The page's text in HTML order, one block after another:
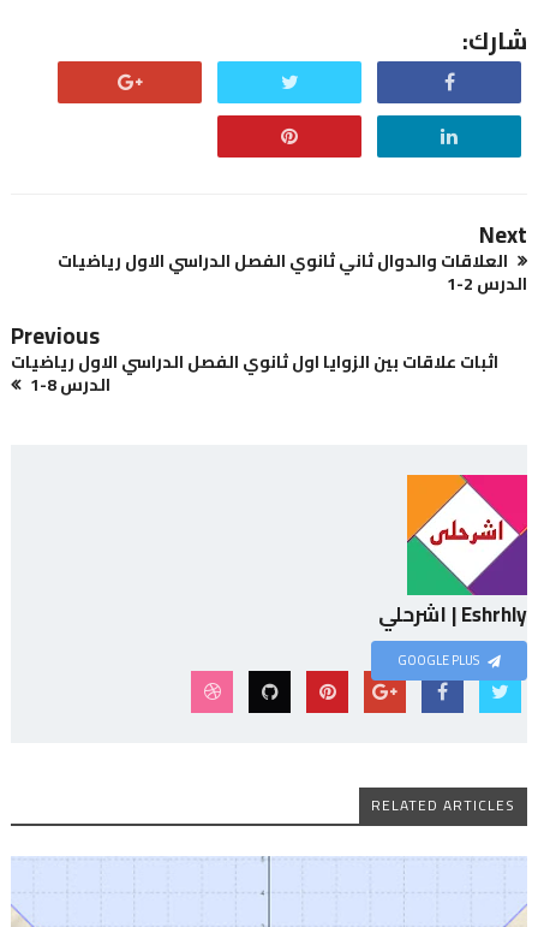
شارك:
Next
العلاقات والدوال ثاني ثانوي الفصل الدراسي الاول رياضيات
الدرس 2-1
Previous
اثبات علاقات بين الزوايا اول ثانوي الفصل الدراسي الاول رياضيات
الدرس 8-1
Eshrhly | اشرحلي
GOOGLE PLUS
RELATED ARTICLES